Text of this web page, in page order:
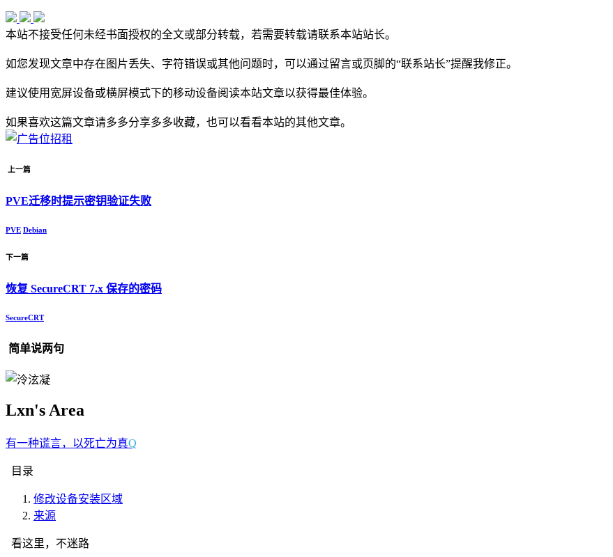
本站不接受任何未经书面授权的全文或部分转载，若需要转载请联系本站站长。
如您发现文章中存在图片丢失、字符错误或其他问题时，可以通过留言或页脚的“联系站长”提醒我修正。
建议使用宽屏设备或横屏模式下的移动设备阅读本站文章以获得最佳体验。
如果喜欢这篇文章请多多分享多多收藏，也可以看看本站的其他文章。
上一篇
PVE迁移时提示密钥验证失败
PVE Debian
下一篇
恢复 SecureCRT 7.x 保存的密码
SecureCRT
简单说两句
Lxn's Area
有一种谎言， *X6*T
目录
修改设备安装区域
来源
看这里，不迷路